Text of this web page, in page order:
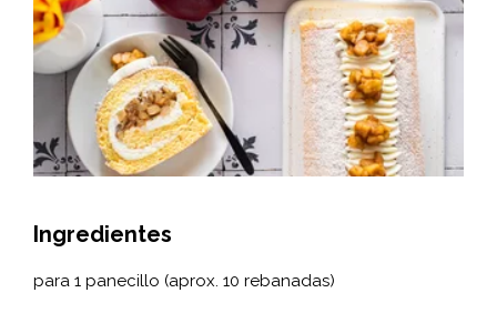
Ingredientes
para 1 panecillo (aprox. 10 rebanadas)